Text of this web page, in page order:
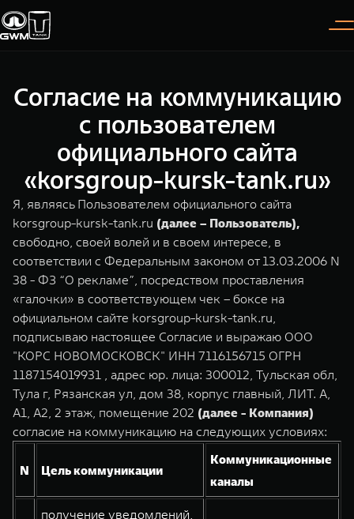
Модели
TANK 300
Следуй за открытиями
от 3 999 000 ₽
TANK 400
от 5 599 000 ₽
TANK 500
Веди за собой
от 6 499 000 ₽
TANK 700
Сила признания
от 10 199 000 ₽
Покупателям
ВЫБОР АВТОМОБИЛЯ
Спецпредложения
Конфигуратор
Зарядные станции
ПОКУПКА АВТОМОБИЛЯ
TANK Финансы
Корпоративным клиентам
TANK ФИНАНСЫ
TANK Кредит
TANK Лизинг
Владельцам
ГАРАНТИЯ И ПОДДЕРЖКА
Гарантия
Помощь на дороге
СЕРВИС
Калькулятор ТО
Нулевое ТО
Сервис
Специальные предложения
Моторные масла
ЦИФРОВЫЕ СЕРВИСЫ TANK
Цифровые сервисы TANK
О дилере
ИНФОРМАЦИЯ
О нас
35 лет GWM
GWM ТЕХ ДЕНЬ
Новости
Согласие на коммуникацию
с пользователем
официального сайта
«korsgroup-kursk-tank.ru»
Я, являясь Пользователем официального сайта
korsgroup-kursk-tank.ru (далее – Пользователь),
свободно, своей волей и в своем интересе, в
соответствии с Федеральным законом от 13.03.2006 N
38 - ФЗ “О рекламе”, посредством проставления
«галочки» в соответствующем чек – боксе на
официальном сайте korsgroup-kursk-tank.ru,
подписываю настоящее Согласие и выражаю ООО
"КОРС НОВОМОСКОВСК" ИНН 7116156715 ОГРН
1187154019931 , адрес юр. лица: 300012, Тульская обл,
Тула г, Рязанская ул, дом 38, корпус главный, ЛИТ. А,
А1, А2, 2 этаж, помещение 202 (далее - Компания)
согласие на коммуникацию на следующих условиях:
N Цель коммуникации
Коммуникационные
каналы
получение уведомлений,